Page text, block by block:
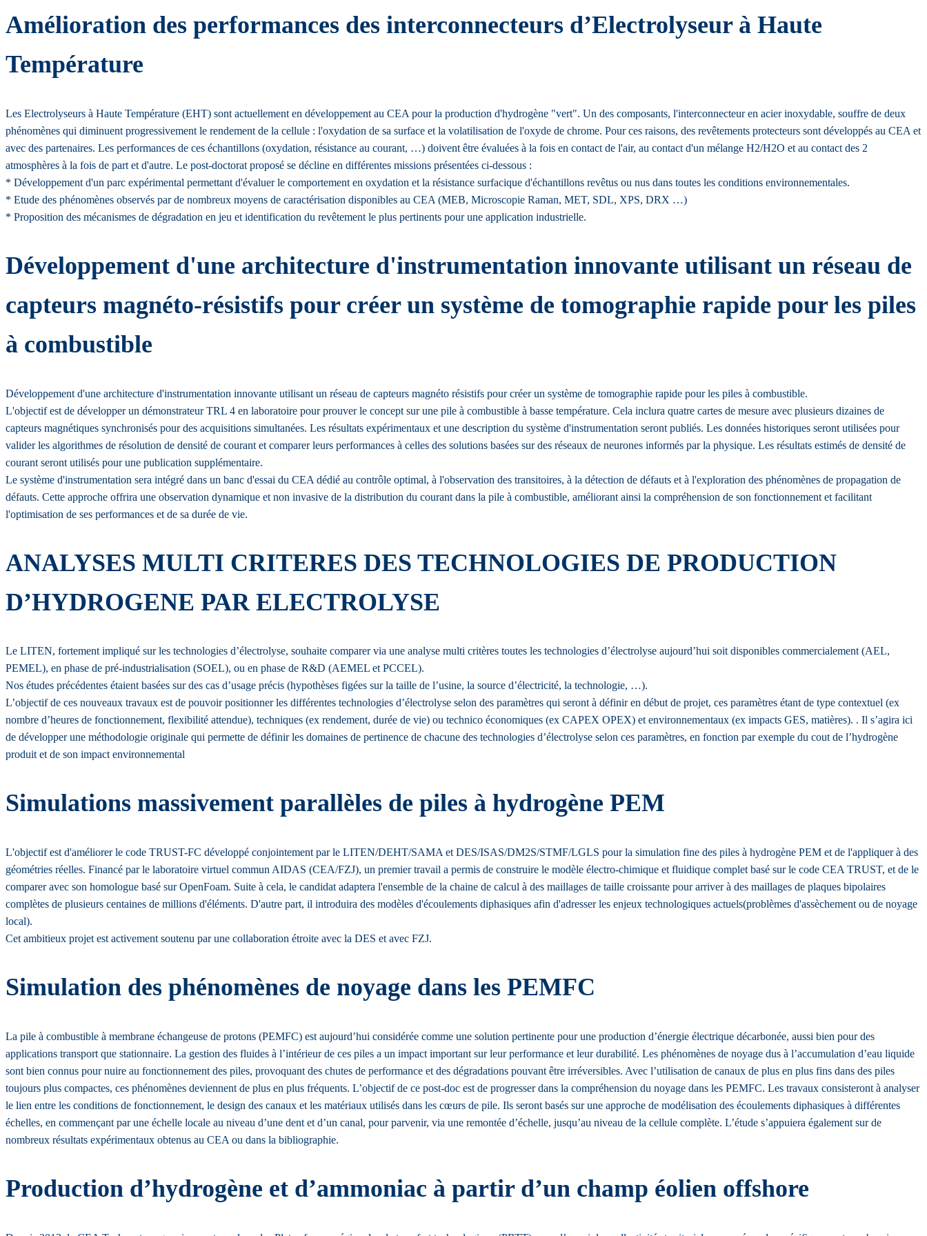
Amélioration des performances des interconnecteurs d’Electrolyseur à Haute
Température
Les Electrolyseurs à Haute Température (EHT) sont actuellement en développement au CEA pour la production d'hydrogène "vert". Un des composants, l'interconnecteur en acier inoxydable, souffre de deux
phénomènes qui diminuent progressivement le rendement de la cellule : l'oxydation de sa surface et la volatilisation de l'oxyde de chrome. Pour ces raisons, des revêtements protecteurs sont développés au CEA et
avec des partenaires. Les performances de ces échantillons (oxydation, résistance au courant, …) doivent être évaluées à la fois en contact de l'air, au contact d'un mélange H2/H2O et au contact des 2
atmosphères à la fois de part et d'autre. Le post-doctorat proposé se décline en différentes missions présentées ci-dessous :
* Développement d'un parc expérimental permettant d'évaluer le comportement en oxydation et la résistance surfacique d'échantillons revêtus ou nus dans toutes les conditions environnementales.
* Etude des phénomènes observés par de nombreux moyens de caractérisation disponibles au CEA (MEB, Microscopie Raman, MET, SDL, XPS, DRX …)
* Proposition des mécanismes de dégradation en jeu et identification du revêtement le plus pertinents pour une application industrielle.
Développement d'une architecture d'instrumentation innovante utilisant un réseau de
capteurs magnéto-résistifs pour créer un système de tomographie rapide pour les piles
à combustible
Développement d'une architecture d'instrumentation innovante utilisant un réseau de capteurs magnéto résistifs pour créer un système de tomographie rapide pour les piles à combustible.
L'objectif est de développer un démonstrateur TRL 4 en laboratoire pour prouver le concept sur une pile à combustible à basse température. Cela inclura quatre cartes de mesure avec plusieurs dizaines de
capteurs magnétiques synchronisés pour des acquisitions simultanées. Les résultats expérimentaux et une description du système d'instrumentation seront publiés. Les données historiques seront utilisées pour
valider les algorithmes de résolution de densité de courant et comparer leurs performances à celles des solutions basées sur des réseaux de neurones informés par la physique. Les résultats estimés de densité de
courant seront utilisés pour une publication supplémentaire.
Le système d'instrumentation sera intégré dans un banc d'essai du CEA dédié au contrôle optimal, à l'observation des transitoires, à la détection de défauts et à l'exploration des phénomènes de propagation de
défauts. Cette approche offrira une observation dynamique et non invasive de la distribution du courant dans la pile à combustible, améliorant ainsi la compréhension de son fonctionnement et facilitant
l'optimisation de ses performances et de sa durée de vie.
ANALYSES MULTI CRITERES DES TECHNOLOGIES DE PRODUCTION
D’HYDROGENE PAR ELECTROLYSE
Le LITEN, fortement impliqué sur les technologies d’électrolyse, souhaite comparer via une analyse multi critères toutes les technologies d’électrolyse aujourd’hui soit disponibles commercialement (AEL,
PEMEL), en phase de pré-industrialisation (SOEL), ou en phase de R&D (AEMEL et PCCEL).
Nos études précédentes étaient basées sur des cas d’usage précis (hypothèses figées sur la taille de l’usine, la source d’électricité, la technologie, …).
L’objectif de ces nouveaux travaux est de pouvoir positionner les différentes technologies d’électrolyse selon des paramètres qui seront à définir en début de projet, ces paramètres étant de type contextuel (ex
nombre d’heures de fonctionnement, flexibilité attendue), techniques (ex rendement, durée de vie) ou technico économiques (ex CAPEX OPEX) et environnementaux (ex impacts GES, matières). . Il s’agira ici
de développer une méthodologie originale qui permette de définir les domaines de pertinence de chacune des technologies d’électrolyse selon ces paramètres, en fonction par exemple du cout de l’hydrogène
produit et de son impact environnemental
Simulations massivement parallèles de piles à hydrogène PEM
L'objectif est d'améliorer le code TRUST-FC développé conjointement par le LITEN/DEHT/SAMA et DES/ISAS/DM2S/STMF/LGLS pour la simulation fine des piles à hydrogène PEM et de l'appliquer à des
géométries réelles. Financé par le laboratoire virtuel commun AIDAS (CEA/FZJ), un premier travail a permis de construire le modèle électro-chimique et fluidique complet basé sur le code CEA TRUST, et de le
comparer avec son homologue basé sur OpenFoam. Suite à cela, le candidat adaptera l'ensemble de la chaine de calcul à des maillages de taille croissante pour arriver à des maillages de plaques bipolaires
complètes de plusieurs centaines de millions d'éléments. D'autre part, il introduira des modèles d'écoulements diphasiques afin d'adresser les enjeux technologiques actuels(problèmes d'assèchement ou de noyage
local).
Cet ambitieux projet est activement soutenu par une collaboration étroite avec la DES et avec FZJ.
Simulation des phénomènes de noyage dans les PEMFC
La pile à combustible à membrane échangeuse de protons (PEMFC) est aujourd’hui considérée comme une solution pertinente pour une production d’énergie électrique décarbonée, aussi bien pour des
applications transport que stationnaire. La gestion des fluides à l’intérieur de ces piles a un impact important sur leur performance et leur durabilité. Les phénomènes de noyage dus à l’accumulation d’eau liquide
sont bien connus pour nuire au fonctionnement des piles, provoquant des chutes de performance et des dégradations pouvant être irréversibles. Avec l’utilisation de canaux de plus en plus fins dans des piles
toujours plus compactes, ces phénomènes deviennent de plus en plus fréquents. L’objectif de ce post-doc est de progresser dans la compréhension du noyage dans les PEMFC. Les travaux consisteront à analyser
le lien entre les conditions de fonctionnement, le design des canaux et les matériaux utilisés dans les cœurs de pile. Ils seront basés sur une approche de modélisation des écoulements diphasiques à différentes
échelles, en commençant par une échelle locale au niveau d’une dent et d’un canal, pour parvenir, via une remontée d’échelle, jusqu’au niveau de la cellule complète. L’étude s’appuiera également sur de
nombreux résultats expérimentaux obtenus au CEA ou dans la bibliographie.
Production d’hydrogène et d’ammoniac à partir d’un champ éolien offshore